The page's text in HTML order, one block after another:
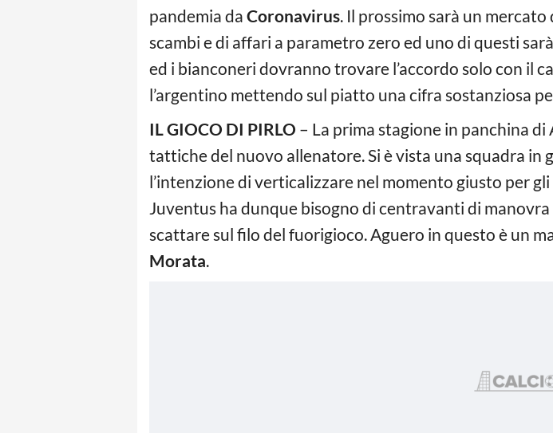
pandemia da Coronavirus. Il prossimo sarà un mercato
scambi e di affari a parametro zero ed uno di questi
ed i bianconeri dovranno trovare l’accordo solo con il
l’argentino mettendo sul piatto una cifra sostanziosa
IL GIOCO DI PIRLO – La prima stagione in panchina
tattiche del nuovo allenatore. Si è vista una squadra in
l’intenzione di verticalizzare nel momento giusto per
Juventus ha dunque bisogno di centravanti di
scattare sul filo del fuorigioco. Aguero in questo è un
Morata.